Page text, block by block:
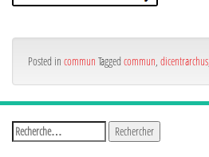
Posted in commun Tagged commun dicentrarchus